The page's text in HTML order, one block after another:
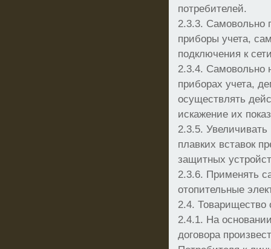
потребителей.
2.3.3. Самовольно
приборы учета,
подключения к
2.3.4. Самовольно
приборах учета,
осуществлять
искажение их
2.3.5.
плавких вставок
защитных
2.3.6. Применять
отопительные
2.4. Товарищество
2.4.1. На
договора